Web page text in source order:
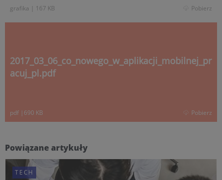
grafika | 167 KB Pobierz
2017_03_06_co_nowego_w_aplikacji_mobilnej_pr
acuj_pl.pdf
pdf | 690 KB Pobierz
Powiązane artykuły
TECH